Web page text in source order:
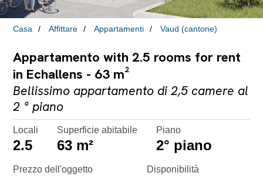
Casa Affittare Appartamenti Vaud (cantone)
Appartamento with 2.5 rooms for rent
in Echallens - 63 m²
Bellissimo appartamento di 2,5 camere al
2 ° piano
Locali
2.5
Superficie abitabile
63 m²
Piano
2° piano
Prezzo dell'oggetto Disponibilità